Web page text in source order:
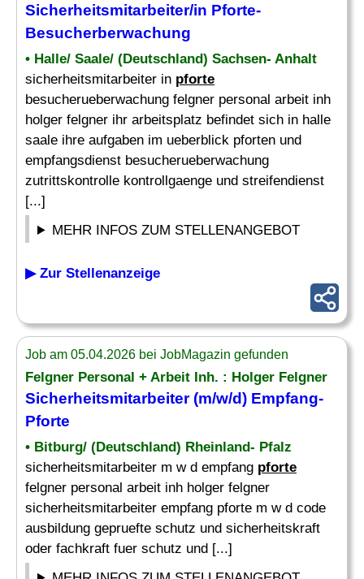
Sicherheitsmitarbeiter/in Pforte-
Besucherberwachung
• Halle/ Saale/ (Deutschland) Sachsen- Anhalt
sicherheitsmitarbeiter in pforte
besucherueberwachung felgner personal arbeit inh
holger felgner ihr arbeitsplatz befindet sich in halle
saale ihre aufgaben im ueberblick pforten und
empfangsdienst besucherueberwachung
zutrittskontrolle kontrollgaenge und streifendienst
[...]
MEHR INFOS ZUM STELLENANGEBOT
▶ Zur Stellenanzeige
Job am 05.04.2026 bei JobMagazin gefunden
Felgner Personal + Arbeit Inh. : Holger Felgner
Sicherheitsmitarbeiter (m/w/d) Empfang-
Pforte
• Bitburg/ (Deutschland) Rheinland- Pfalz
sicherheitsmitarbeiter m w d empfang pforte
felgner personal arbeit inh holger felgner
sicherheitsmitarbeiter empfang pforte m w d code
ausbildung gepruefte schutz und sicherheitskraft
oder fachkraft fuer schutz und [...]